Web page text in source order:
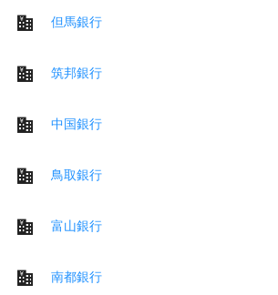
但馬銀行
筑邦銀行
中国銀行
鳥取銀行
富山銀行
南都銀行